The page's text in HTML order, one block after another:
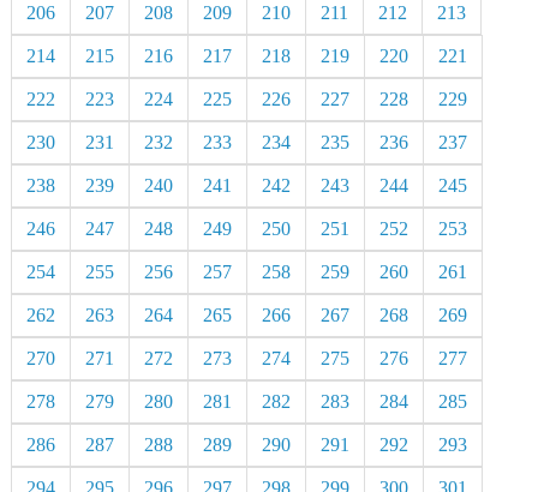
206 207 208 209 210 211 212 213
214 215 216 217 218 219 220 221
222 223 224 225 226 227 228 229
230 231 232 233 234 235 236 237
238 239 240 241 242 243 244 245
246 247 248 249 250 251 252 253
254 255 256 257 258 259 260 261
262 263 264 265 266 267 268 269
270 271 272 273 274 275 276 277
278 279 280 281 282 283 284 285
286 287 288 289 290 291 292 293
294 295 296 297 298 299 300 301